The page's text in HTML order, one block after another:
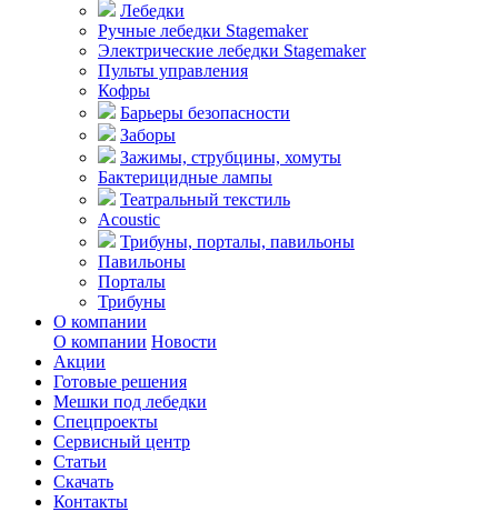
Лебедки
Ручные лебедки Stagemaker
Электрические лебедки Stagemaker
Пульты управления
Кофры
Барьеры безопасности
Заборы
Зажимы, струбцины, хомуты
Бактерицидные лампы
Театральный текстиль
Acoustic
Трибуны, порталы, павильоны
Павильоны
Порталы
Трибуны
О компании
О компании Новости
Акции
Готовые решения
Мешки под лебедки
Спецпроекты
Сервисный центр
Статьи
Скачать
Контакты